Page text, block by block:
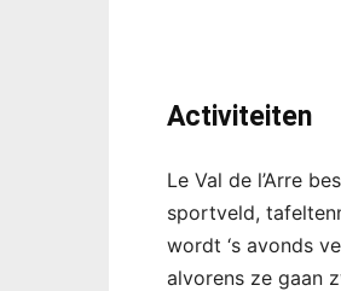
Activiteiten
Le Val de l’Arre
sportveld,
wordt ‘s avonds
alvorens ze gaan